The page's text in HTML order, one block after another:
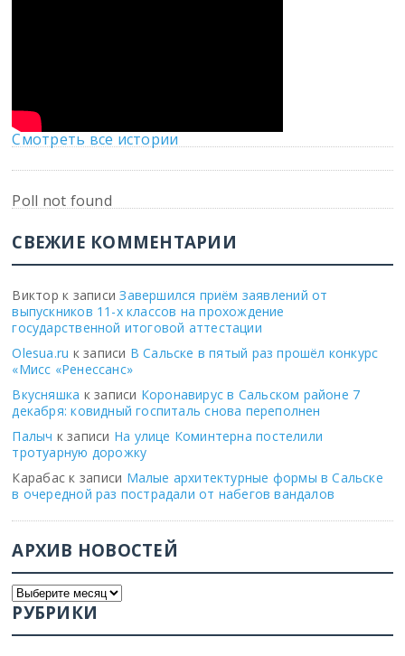
Смотреть все истории
Poll not found
СВЕЖИЕ КОММЕНТАРИИ
Виктор к записиЗавершился приём заявлений от
выпускников 11-х классов на прохождение
государственной итоговой аттестации
Olesua.ru к записи В Сальске в пятый раз прошёл конкурс
«Мисс «Ренессанс»
Вкусняшка к записи Коронавирус в Сальском районе 7
декабря: ковидный госпиталь снова переполнен
Палыч к записи На улице Коминтерна постелили
тротуарную дорожку
Карабас к записи Малые архитектурные формы в Сальске
в очередной раз пострадали от набегов вандалов
АРХИВ НОВОСТЕЙ
РУБРИКИ